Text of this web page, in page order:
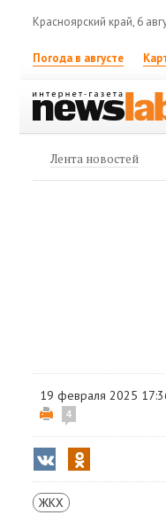
Красноярский край, 6
Погода в августе
Лента новостей
19 февраля 2025
4
ЖКХ